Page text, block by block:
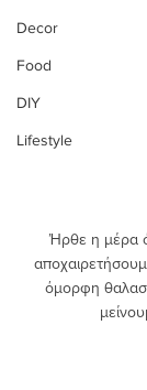
Decor
Food
DIY
Lifestyle
Ήρθε η μέρα
όμορφη